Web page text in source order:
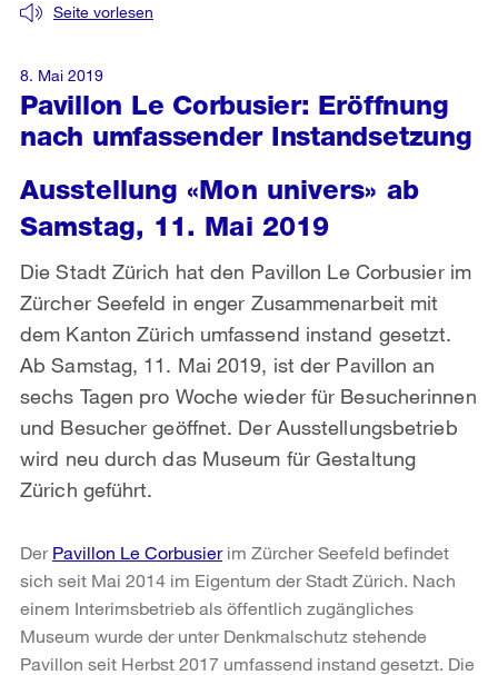
Pavillon Le Corbusier: Eröffnung
nach umfassender Instandsetzung
Seite vorlesen
Ausstellung «Mon univers» ab
Samstag, 11. Mai 2019
Die Stadt Zürich hat den Pavillon Le Corbusier im
Zürcher Seefeld in enger Zusammenarbeit mit
dem Kanton Zürich umfassend instand gesetzt.
Ab Samstag, 11. Mai 2019, ist der Pavillon an
sechs Tagen pro Woche wieder für Besucherinnen
und Besucher geöffnet. Der Ausstellungsbetrieb
wird neu durch das Museum für Gestaltung
Zürich geführt.
8. Mai 2019
Der Pavillon Le Corbusierim Zürcher Seefeld befindet
sich seit Mai 2014 im Eigentum der Stadt Zürich. Nach
einem Interimsbetrieb als öffentlich zugängliches
Museum wurde der unter Denkmalschutz stehende
Pavillon seit Herbst 2017 umfassend instand gesetzt. Die